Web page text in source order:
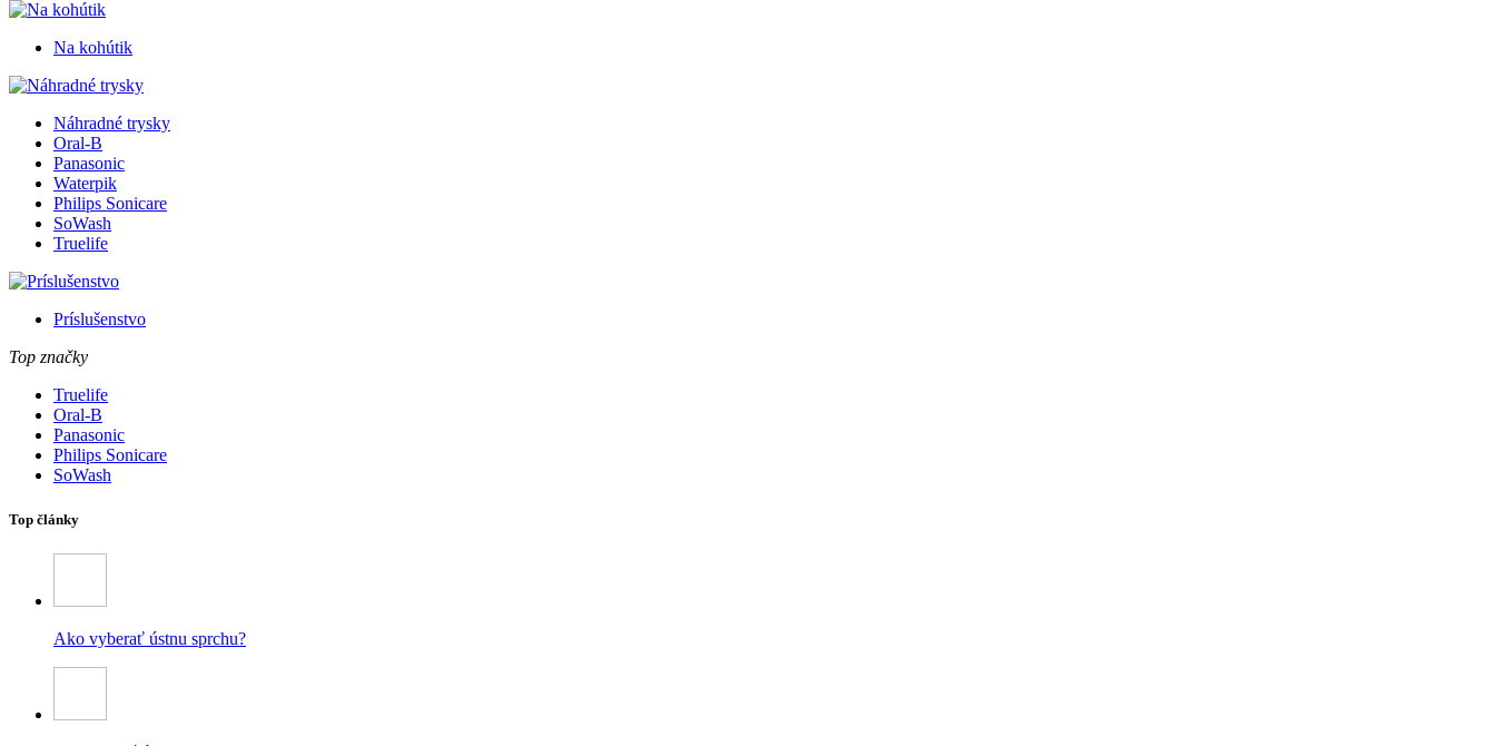
Na kohútik
Náhradné trysky
Oral-B
Panasonic
Waterpik
Philips Sonicare
SoWash
Truelife
Príslušenstvo
Top značky
Truelife
Oral-B
Panasonic
Philips Sonicare
SoWash
Top články
Ako vyberať ústnu sprchu?